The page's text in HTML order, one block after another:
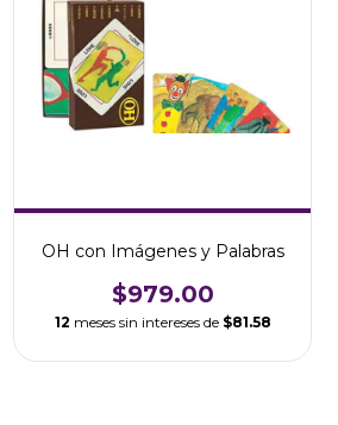
OH con Imágenes y Palabras
$979.00
12 meses sin intereses de $81.58